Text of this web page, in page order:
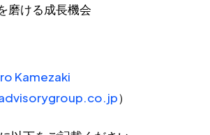
磨ける成長機会
Kamezaki
）